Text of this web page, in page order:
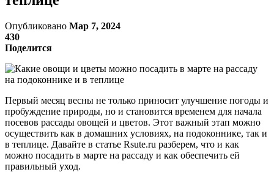
Опубликовано Мар 7, 2024
430
Поделится
Первый месяц весны не только приносит улучшение погоды и
пробуждение природы, но и становится временем для начала
посевов рассады овощей и цветов. Этот важный этап можно
осуществить как в домашних условиях, на подоконнике, так и
в теплице. Давайте в статье Rsute.ru разберем, что и как
можно посадить в марте на рассаду и как обеспечить ей
правильный уход.